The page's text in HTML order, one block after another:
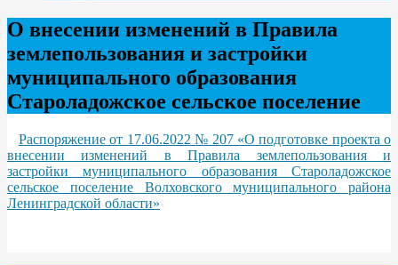
О внесении изменений в Правила
землепользования и застройки
муниципального образования
Староладожское сельское поселение
Распоряжение от 17.06.2022 № 207 «О подготовке проекта о
внесении изменений в Правила землепользования и
застройки муниципального образования Староладожское
сельское поселение Волховского муниципального района
Ленинградской области»